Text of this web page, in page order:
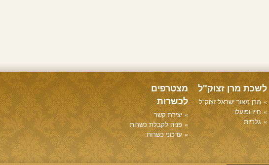
לשכת מרן זצוק"ל
מרן מאור ישראל זצוק"ל
חייו ופועלו
גלריות
מצטרפים
לכשרות
יצירת קשר
פניה לקבלת כשרות
עדכוני כשרות